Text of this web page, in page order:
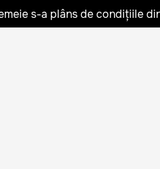
s-a plâns de condițiile